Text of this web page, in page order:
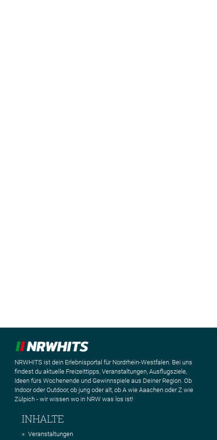
NRWHITS ist dein Erlebnisportal für Nordrhein-Westfalen. Bei uns
findest du aktuelle Freizeittipps, Veranstaltungen, Ausflugsziele,
Ideen fürs Wochenende und Gewinnspiele aus Deiner Region. Ob
Indoor oder Outdoor, ob jung oder alt, ob A wie Aaachen oder Z wie
Zülpich - wir wissen wo in NRW was los ist!
INHALTE
Veranstaltungen